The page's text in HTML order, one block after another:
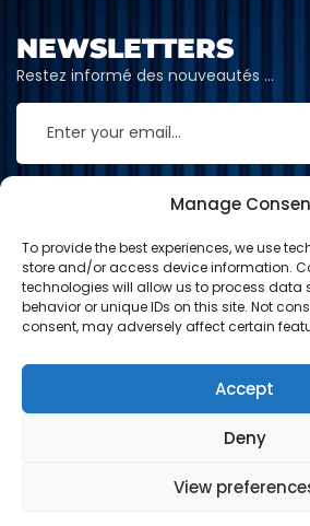
Manage
To provide the best experiences, we use
store and/or access device information.
technologies will allow us to process data
behavior or unique IDs on this site. Not
consent, may adversely affect certain
Accept
Deny
View
NEWSLETTERS
Restez informé des nouveautés …
CONTACT
contact@shop-tcg.fr
INFORMATION
© 2024-2026 Shop TCG. Tous